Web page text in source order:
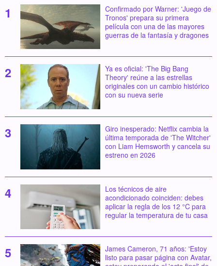
Confirmado por Warner: 'Juego de
Tronos' prepara su primera
película con una de las mayores
guerras de la fantasía y dragones
Ya es oficial: 'The Big Bang
Theory' reúne a las estrellas
originales con un cambio histórico
con su nueva serie
Giro inesperado: Netflix cambia la
última temporada de 'The Witcher'
con Liam Hemsworth y cancela su
estreno en 2026
Los técnicos de aire
acondicionado coinciden: debes
aplicar la regla de los 12 °C para
regular la temperatura de tu casa
James Cameron, 71 años: 'Estoy
listo para pasar página con Avatar,